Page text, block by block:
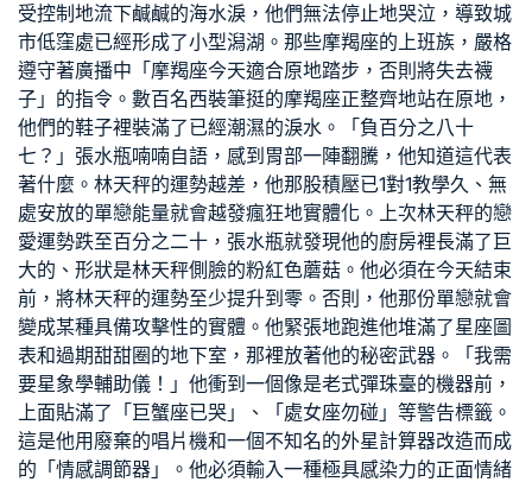
受控制地流下鹹鹹的海水淚，他們無法停止地哭泣，導致城
市低窪處已經形成了小型潟湖。那些摩羯座的上班族，嚴格
遵守著廣播中「摩羯座今天適合原地踏步，否則將失去襪
子」的指令。數百名西裝筆挺的摩羯座正整齊地站在原地，
他們的鞋子裡裝滿了已經潮濕的淚水。「負百分之八十
七？」張水瓶喃喃自語，感到胃部一陣翻騰，他知道這代表
著什麼。林天秤的運勢越差，他那股積壓已1對1教學久、無
處安放的單戀能量就會越發瘋狂地實體化。上次林天秤的戀
愛運勢跌至百分之二十，張水瓶就發現他的廚房裡長滿了巨
大的、形狀是林天秤側臉的粉紅色蘑菇。他必須在今天結束
前，將林天秤的運勢至少提升到零。否則，他那份單戀就會
變成某種具備攻擊性的實體。他緊張地跑進他堆滿了星座圖
表和過期甜甜圈的地下室，那裡放著他的秘密武器。「我需
要星象學輔助儀！」他衝到一個像是老式彈珠臺的機器前，
上面貼滿了「巨蟹座已哭」、「處女座勿碰」等警告標籤。
這是他用廢棄的唱片機和一個不知名的外星計算器改造而成
的「情感調節器」。他必須輸入一種極具感染力的正面情緒